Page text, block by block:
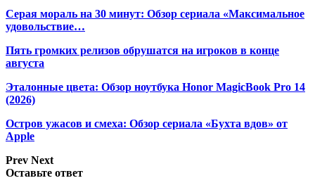
Серая мораль на 30 минут: Обзор сериала «Максимальное
удовольствие…
Пять громких релизов обрушатся на игроков в конце
августа
Эталонные цвета: Обзор ноутбука Honor MagicBook Pro 14
(2026)
Остров ужасов и смеха: Обзор сериала «Бухта вдов» от
Apple
Prev Next
Оставьте ответ